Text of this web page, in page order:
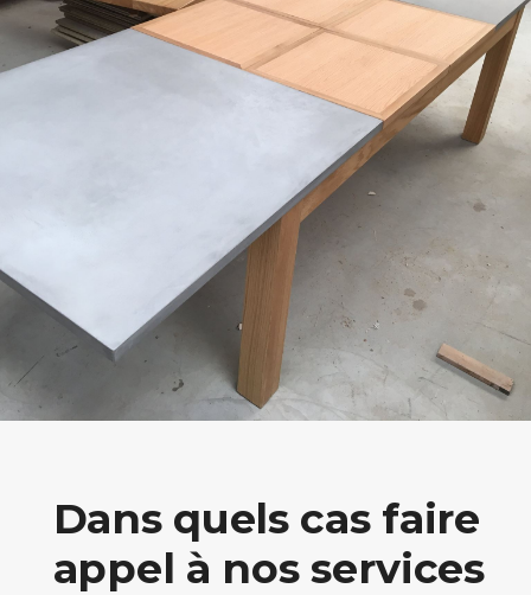
Dans quels cas faire
appel à nos services